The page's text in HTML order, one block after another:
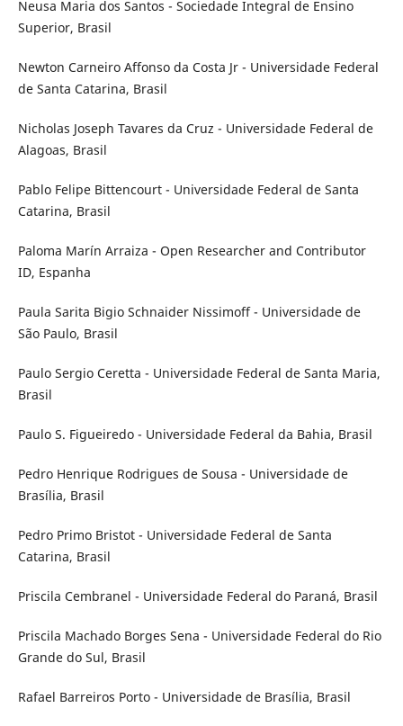
Neusa Maria dos Santos - Sociedade Integral de Ensino
Superior, Brasil
Newton Carneiro Affonso da Costa Jr - Universidade Federal
de Santa Catarina, Brasil
Nicholas Joseph Tavares da Cruz - Universidade Federal de
Alagoas, Brasil
Pablo Felipe Bittencourt - Universidade Federal de Santa
Catarina, Brasil
Paloma Marín Arraiza - Open Researcher and Contributor
ID, Espanha
Paula Sarita Bigio Schnaider Nissimoff - Universidade de
São Paulo, Brasil
Paulo Sergio Ceretta - Universidade Federal de Santa Maria,
Brasil
Paulo S. Figueiredo - Universidade Federal da Bahia, Brasil
Pedro Henrique Rodrigues de Sousa - Universidade de
Brasília, Brasil
Pedro Primo Bristot - Universidade Federal de Santa
Catarina, Brasil
Priscila Cembranel - Universidade Federal do Paraná, Brasil
Priscila Machado Borges Sena - Universidade Federal do Rio
Grande do Sul, Brasil
Rafael Barreiros Porto - Universidade de Brasília, Brasil